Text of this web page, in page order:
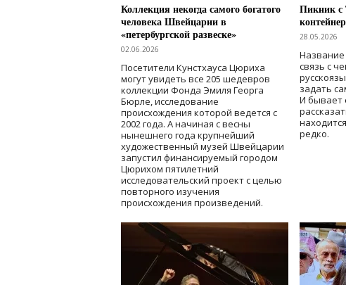
Коллекция некогда самого богатого
человека Швейцарии в
«петербургской развеске»
02.06.2026
Посетители Кунстхауса Цюриха
могут увидеть все 205 шедевров
коллекции Фонда Эмиля Георга
Бюрле, исследование
происхождения которой ведется с
2002 года. А начиная с весны
нынешнего года крупнейший
художественный музей Швейцарии
запустил финансируемый городом
Цюрихом пятилетний
исследовательский проект с целью
повторного изучения
происхождения произведений.
Пикник с
28.05.2026
Название
связь с
задать
И бывает
редко.